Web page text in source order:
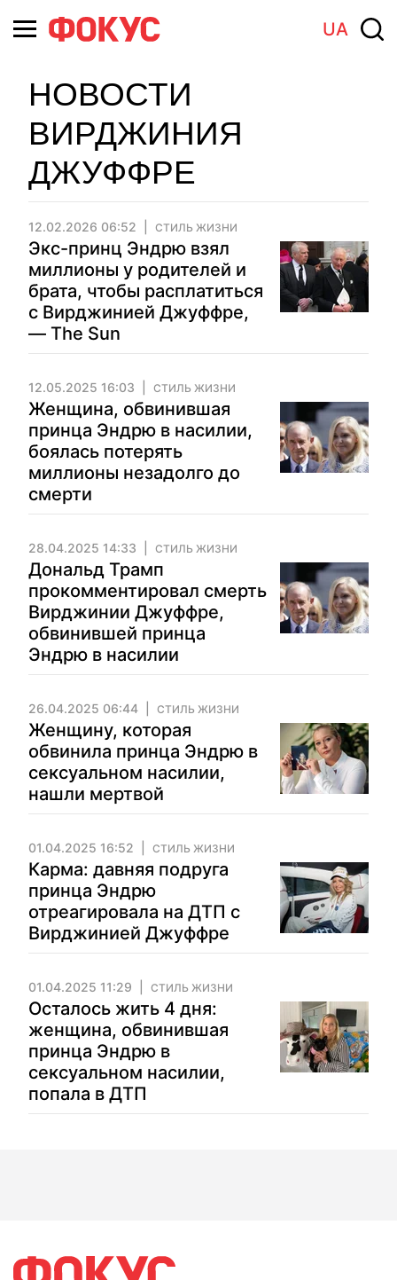
UA
НОВОСТИ
ВИРДЖИНИЯ
ДЖУФФРЕ
12.02.2026 06:52 СТИЛЬ ЖИЗНИ
Экс-принц Эндрю взял
миллионы у родителей и
брата, чтобы расплатиться
с Вирджинией Джуффре,
— The Sun
12.05.2025 16:03 СТИЛЬ ЖИЗНИ
Женщина, обвинившая
принца Эндрю в насилии,
боялась потерять
миллионы незадолго до
смерти
28.04.2025 14:33 СТИЛЬ ЖИЗНИ
Дональд Трамп
прокомментировал смерть
Вирджинии Джуффре,
обвинившей принца
Эндрю в насилии
26.04.2025 06:44 СТИЛЬ ЖИЗНИ
Женщину, которая
обвинила принца Эндрю в
сексуальном насилии,
нашли мертвой
01.04.2025 16:52 СТИЛЬ ЖИЗНИ
Карма: давняя подруга
принца Эндрю
отреагировала на ДТП с
Вирджинией Джуффре
01.04.2025 11:29 СТИЛЬ ЖИЗНИ
Осталось жить 4 дня:
женщина, обвинившая
принца Эндрю в
сексуальном насилии,
попала в ДТП